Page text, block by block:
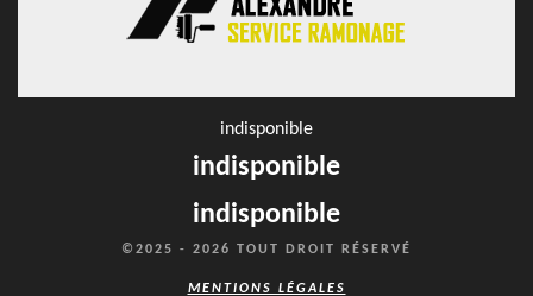
indisponible
indisponible
indisponible
©2025 - 2026 TOUT DROIT RÉSERVÉ
MENTIONS LÉGALES